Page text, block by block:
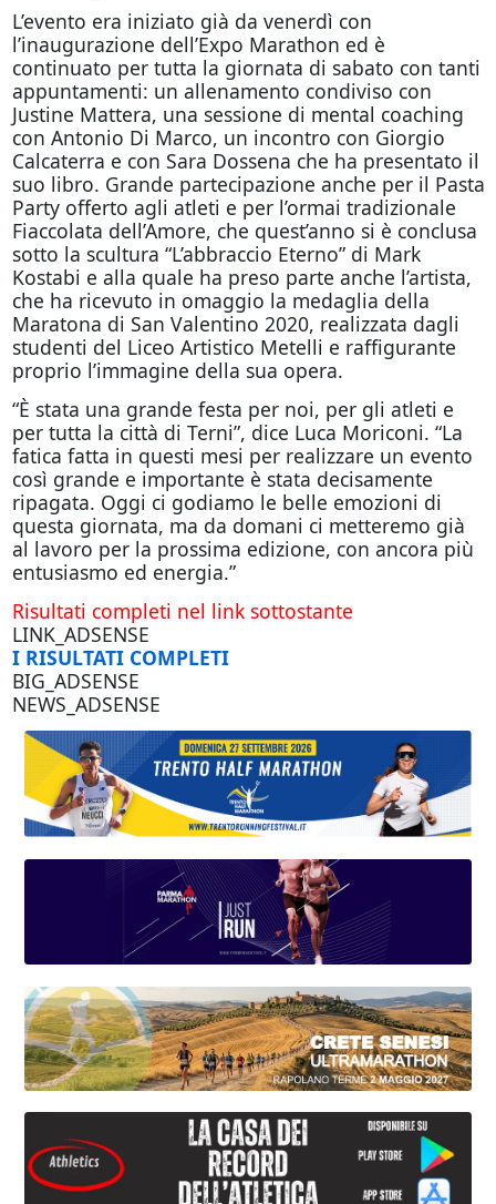
L’evento era iniziato già da venerdì con
l’inaugurazione dell’Expo Marathon ed è
continuato per tutta la giornata di sabato con tanti
appuntamenti: un allenamento condiviso con
Justine Mattera, una sessione di mental coaching
con Antonio Di Marco, un incontro con Giorgio
Calcaterra e con Sara Dossena che ha presentato il
suo libro. Grande partecipazione anche per il Pasta
Party offerto agli atleti e per l’ormai tradizionale
Fiaccolata dell’Amore, che quest’anno si è conclusa
sotto la scultura “L’abbraccio Eterno” di Mark
Kostabi e alla quale ha preso parte anche l’artista,
che ha ricevuto in omaggio la medaglia della
Maratona di San Valentino 2020, realizzata dagli
studenti del Liceo Artistico Metelli e raffigurante
proprio l’immagine della sua opera.
“È stata una grande festa per noi, per gli atleti e
per tutta la città di Terni”, dice Luca Moriconi. “La
fatica fatta in questi mesi per realizzare un evento
così grande e importante è stata decisamente
ripagata. Oggi ci godiamo le belle emozioni di
questa giornata, ma da domani ci metteremo già
al lavoro per la prossima edizione, con ancora più
entusiasmo ed energia.”
Risultati completi nel link sottostante
LINK_ADSENSE
I RISULTATI COMPLETI
BIG_ADSENSE
NEWS_ADSENSE